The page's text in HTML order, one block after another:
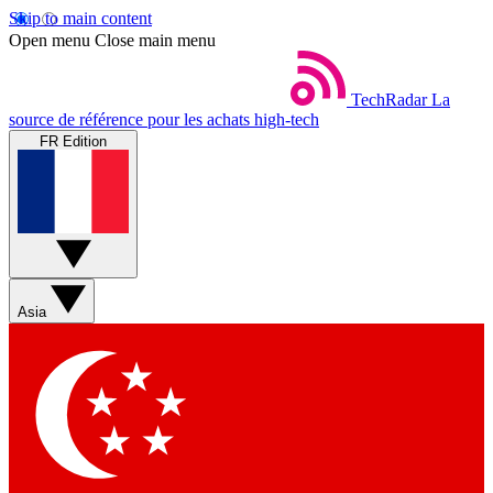
Skip to main content
Open menu Close main menu
TechRadar La
source de référence pour les achats high-tech
FR Edition
Asia